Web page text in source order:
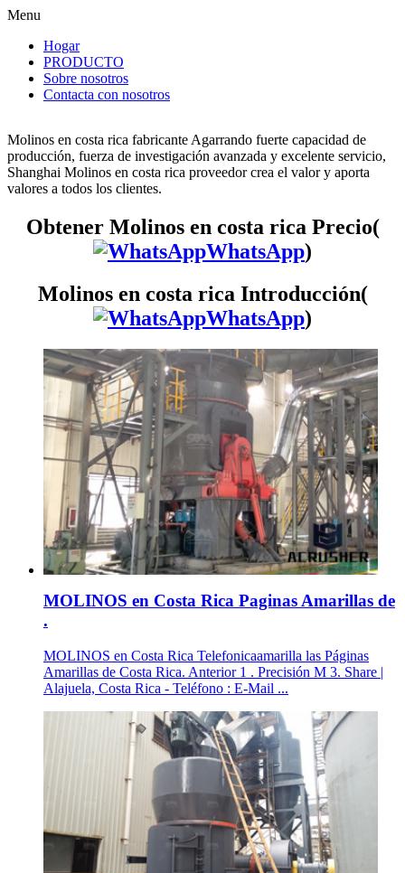
Menu
Hogar
PRODUCTO
Sobre nosotros
Contacta con nosotros
Molinos en costa rica fabricante Agarrando fuerte capacidad de
producción, fuerza de investigación avanzada y excelente servicio,
Shanghai Molinos en costa rica proveedor crea el valor y aporta
valores a todos los clientes.
Obtener Molinos en costa rica Precio(
WhatsApp)
Molinos en costa rica Introducción(
WhatsApp)
MOLINOS en Costa Rica Paginas Amarillas de
.
MOLINOS en Costa Rica Telefonicaamarilla las Páginas
Amarillas de Costa Rica. Anterior 1 . Precisión M 3. Share |
Alajuela, Costa Rica - Teléfono : E-Mail ...